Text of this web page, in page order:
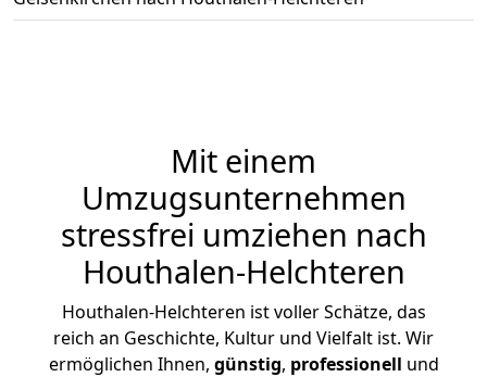
Mit einem
Umzugsunternehmen
stressfrei umziehen nach
Houthalen-Helchteren
Houthalen-Helchteren ist voller Schätze, das
reich an Geschichte, Kultur und Vielfalt ist. Wir
ermöglichen Ihnen, günstig, professionell und